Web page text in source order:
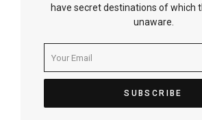
have secret destinations of which
unaware.